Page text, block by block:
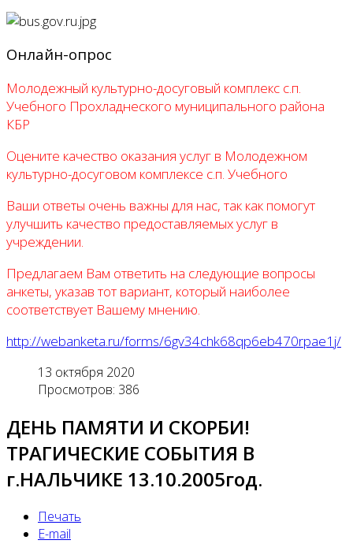
Онлайн-опрос
Молодежный культурно-досуговый комплекс с.п.
Учебного Прохладнеского муниципального района
КБР
Оцените качество оказания услуг в Молодежном
культурно-досуговом комплексе с.п. Учебного
Ваши ответы очень важны для нас, так как помогут
улучшить качество предоставляемых услуг в
учреждении.
Предлагаем Вам ответить на следующие вопросы
анкеты, указав тот вариант, который наиболее
соответствует Вашему мнению.
http://webanketa.ru/forms/6gv34chk68qp6eb470rpae1j/
13 октября 2020
Просмотров: 386
ДЕНЬ ПАМЯТИ И СКОРБИ!
ТРАГИЧЕСКИЕ СОБЫТИЯ В
г.НАЛЬЧИКЕ 13.10.2005год.
Печать
E-mail